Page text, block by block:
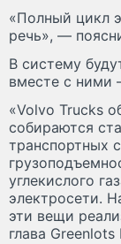
«Полный цикл
речь», —
В систему
вместе с ними
«Volvo Trucks
собираются
транспортных
углекислого
электросети.
эти вещи
глава